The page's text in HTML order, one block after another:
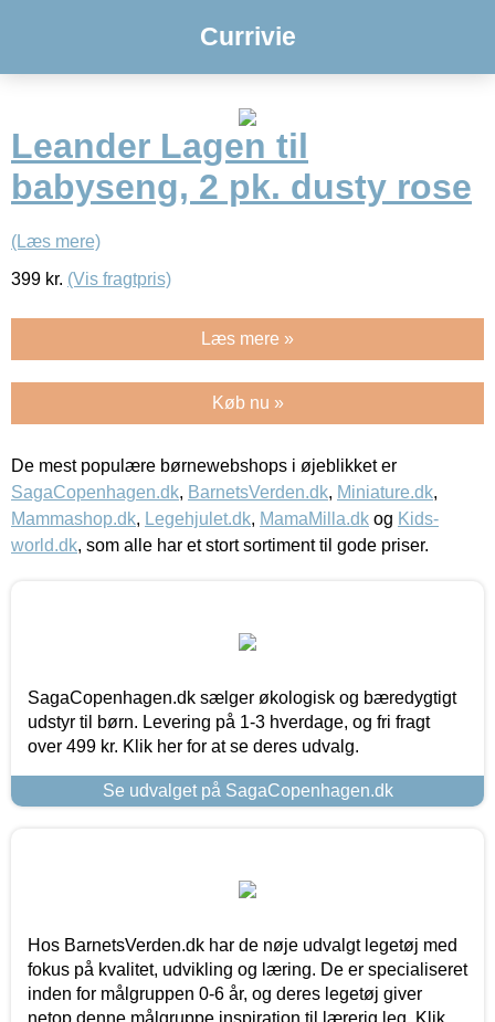
Currivie
Leander Lagen til
babyseng, 2 pk. dusty rose
(Læs mere)
399 kr. (Vis fragtpris)
Læs mere »
Køb nu »
De mest populære børnewebshops i øjeblikket er
SagaCopenhagen.dk, BarnetsVerden.dk, Miniature.dk,
Mammashop.dk, Legehjulet.dk, MamaMilla.dk og Kids-
world.dk, som alle har et stort sortiment til gode priser.
SagaCopenhagen.dk sælger økologisk og bæredygtigt
udstyr til børn. Levering på 1-3 hverdage, og fri fragt
over 499 kr. Klik her for at se deres udvalg.
Se udvalget på SagaCopenhagen.dk
Hos BarnetsVerden.dk har de nøje udvalgt legetøj med
fokus på kvalitet, udvikling og læring. De er specialiseret
inden for målgruppen 0-6 år, og deres legetøj giver
netop denne målgruppe inspiration til lærerig leg. Klik